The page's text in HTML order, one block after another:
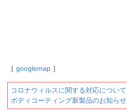
［ googlemap ］
コロナウィルスに関する対応について
ボディコーティング新製品のお知らせ